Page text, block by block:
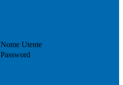
Nome Utente
Password